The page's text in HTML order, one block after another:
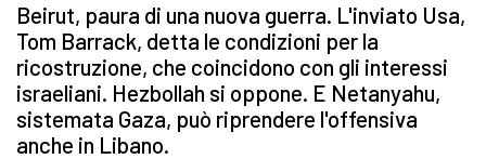
Beirut, paura di una nuova guerra. L'inviato Usa,
Tom Barrack, detta le condizioni per la
ricostruzione, che coincidono con gli interessi
israeliani. Hezbollah si oppone. E Netanyahu,
sistemata Gaza, può riprendere l'offensiva
anche in Libano.